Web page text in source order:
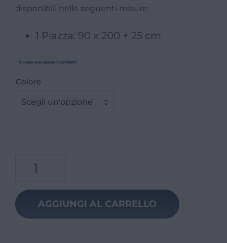
disponibili nelle seguenti misure:
1 Piazza: 90 x 200 + 25 cm
* le misure sono espresse in centimetri
Colore
Scegli un'opzione
AGGIUNGI AL CARRELLO